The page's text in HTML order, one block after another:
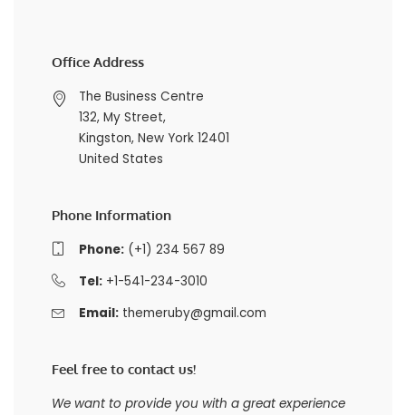
Office Address
The Business Centre
132, My Street,
Kingston, New York 12401
United States
Phone Information
Phone:(+1) 234 567 89
Tel:+1-541-234-3010
Email: themeruby@gmail.com
Feel free to contact us!
We want to provide you with a great experience